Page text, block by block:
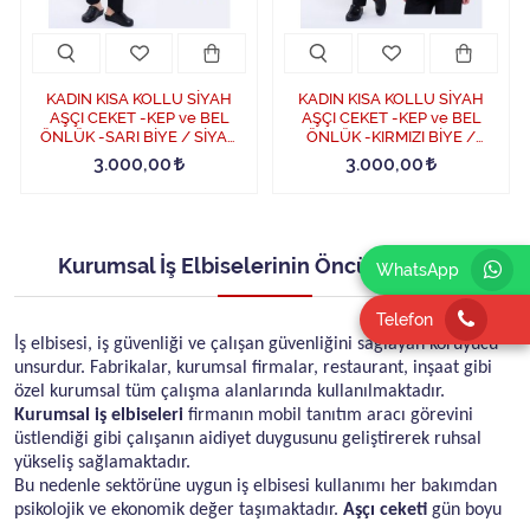
WhatsApp
Telefon
KADIN KISA KOLLU SİYAH
AŞÇI CEKET -KEP ve BEL
ÖNLÜK -SARI BİYE / SİYAH
PANTOLON SET
3.000,00
KADIN KISA KOLLU SİYAH
AŞÇI CEKET -KEP ve BEL
ÖNLÜK -KIRMIZI BİYE /
SİYAH PANTOLON SET
3.000,00
Kurumsal İş Elbiselerinin Öncüsü Tipteks
İş elbisesi, iş güvenliği ve çalışan güvenliğini sağlayan koruyucu
unsurdur. Fabrikalar, kurumsal firmalar, restaurant, inşaat gibi
özel kurumsal tüm çalışma alanlarında kullanılmaktadır.
Kurumsal iş elbiseleri firmanın mobil tanıtım aracı görevini
üstlendiği gibi çalışanın aidiyet duygusunu geliştirerek ruhsal
yükseliş sağlamaktadır.
Bu nedenle sektörüne uygun iş elbisesi kullanımı her bakımdan
psikolojik ve ekonomik değer taşımaktadır. Aşçı ceketi gün boyu